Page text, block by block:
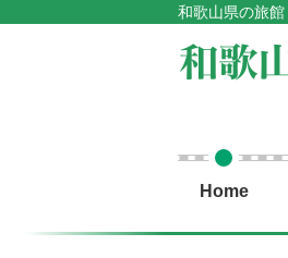
和歌山県の旅
Home